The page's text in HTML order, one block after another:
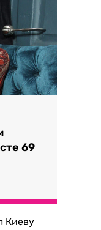
69
Киеву